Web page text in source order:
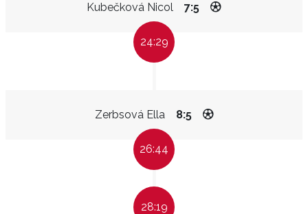
Kubečková Nicol 7:5
24:29
Zerbsová Ella 8:5
26:44
28:19